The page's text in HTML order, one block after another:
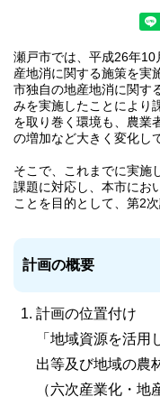
瀬戸市では、平成26年
産地消に関する施策を実
市独自の地産地消に関す
みを実施したことにより
を取り巻く環境も、農業
の増加など大きく変化し
そこで、これまでに実施
課題に対応し、本市にお
ことを目的として、第2
計画の概要
計画の位置付け
「地域資源を活
出等及び地域の農
（六次産業化・